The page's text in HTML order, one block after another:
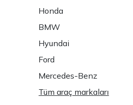
Honda
BMW
Hyundai
Ford
Mercedes-Benz
Tüm araç markaları